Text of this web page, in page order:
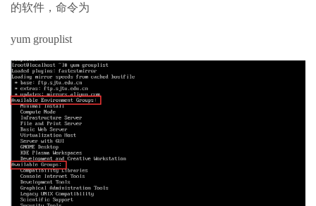
的软件，命令为
yum grouplist